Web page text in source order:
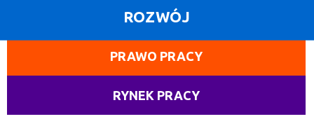
ROZWÓJ
PRAWO PRACY
RYNEK PRACY